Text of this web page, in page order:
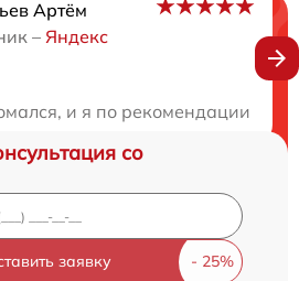
Артём
– Яндекс
и я по рекомендации
со
заявку